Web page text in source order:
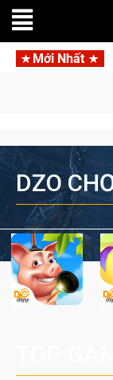
Mới Nhất
Saga: Cửu Giới
DZO